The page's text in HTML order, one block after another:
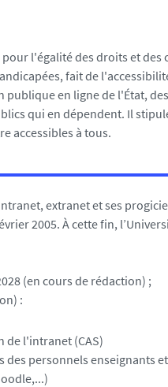
l'égalité des droits et des
fait de
publique en ligne de l'État, des
qui en dépendent. Il
accessibles à tous.
extranet et ses
2005. À cette fin,
(en cours de rédaction) ;
:
de l'intranet (CAS)
personnels enseignants et